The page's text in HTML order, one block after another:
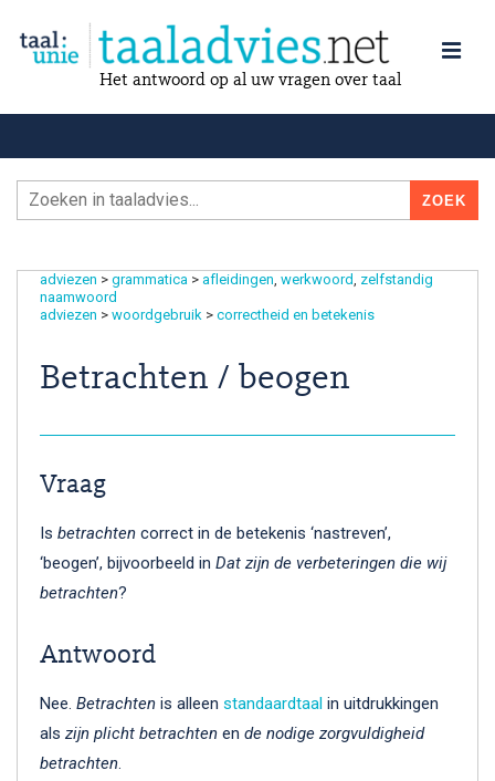
Het antwoord op al uw vragen over taal
adviezen > grammatica > afleidingen werkwoord zelfstandig
naamwoord
adviezen > woordgebruik > correctheid en betekenis
Betrachten / beogen
Vraag
Is betrachten correct in de betekenis ‘nastreven’,
‘beogen’, bijvoorbeeld in Dat zijn de verbeteringen die wij
betrachten?
Antwoord
Nee. Betrachten is alleen standaardtaal in uitdrukkingen
als zijn plicht betrachten en de nodige zorgvuldigheid
betrachten.